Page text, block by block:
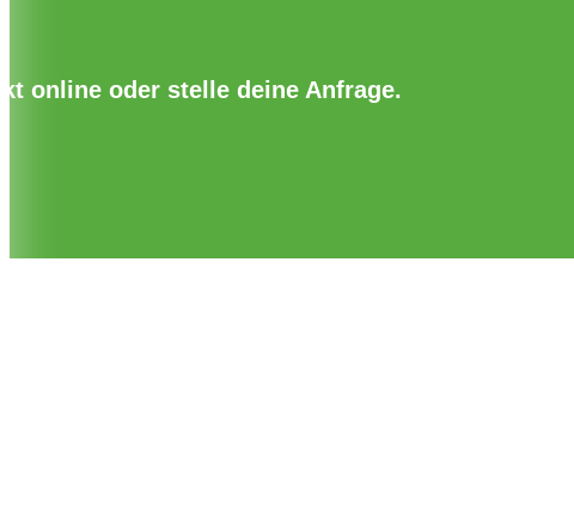
online oder stelle deine Anfrage.